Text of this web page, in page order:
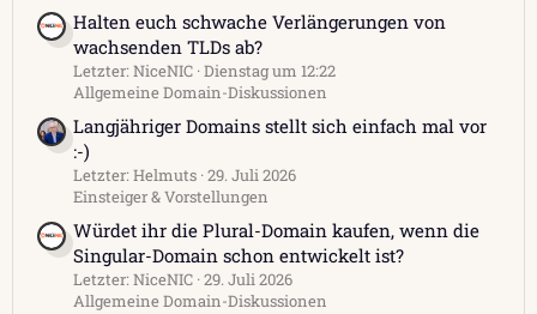
Halten euch schwache Verlängerungen von
wachsenden TLDs ab?
Letzter: NiceNIC Dienstag um 12:22
Allgemeine Domain-Diskussionen
Langjähriger Domains stellt sich einfach mal vor
:-)
Letzter: Helmuts 29. Juli 2026
Einsteiger & Vorstellungen
Würdet ihr die Plural-Domain kaufen, wenn die
Singular-Domain schon entwickelt ist?
Letzter: NiceNIC 29. Juli 2026
Allgemeine Domain-Diskussionen